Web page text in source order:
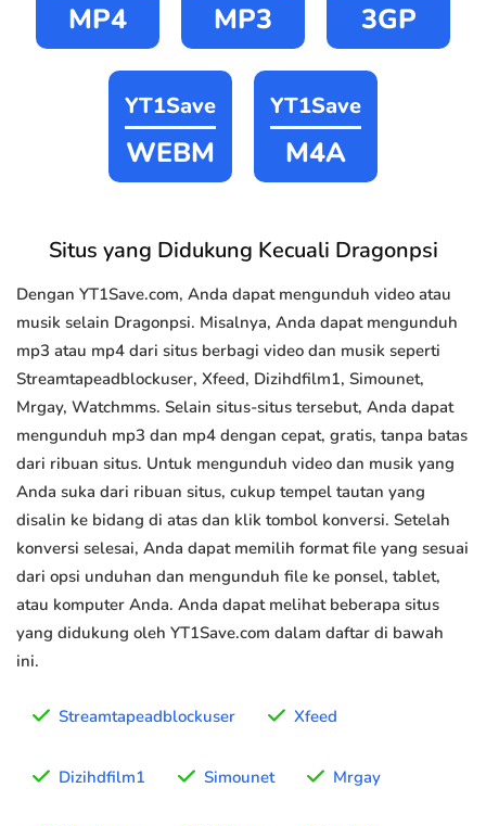
MP4 MP3 3GP
YT1Save
WEBM
YT1Save
M4A
Situs yang Didukung Kecuali Dragonpsi
Dengan YT1Save.com, Anda dapat mengunduh video atau
musik selain Dragonpsi. Misalnya, Anda dapat mengunduh
mp3 atau mp4 dari situs berbagi video dan musik seperti
Streamtapeadblockuser, Xfeed, Dizihdfilm1, Simounet,
Mrgay, Watchmms. Selain situs-situs tersebut, Anda dapat
mengunduh mp3 dan mp4 dengan cepat, gratis, tanpa batas
dari ribuan situs. Untuk mengunduh video dan musik yang
Anda suka dari ribuan situs, cukup tempel tautan yang
disalin ke bidang di atas dan klik tombol konversi. Setelah
konversi selesai, Anda dapat memilih format file yang sesuai
dari opsi unduhan dan mengunduh file ke ponsel, tablet,
atau komputer Anda. Anda dapat melihat beberapa situs
yang didukung oleh YT1Save.com dalam daftar di bawah
ini.
Streamtapeadblockuser Xfeed
Dizihdfilm1 Simounet Mrgay